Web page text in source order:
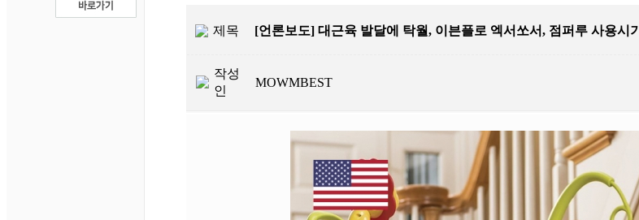
제목 [언론보도] 대근육 발달에 탁월, 이븐플로 엑서쏘서, 점퍼루 사용시기
작성
인
MOWMBEST